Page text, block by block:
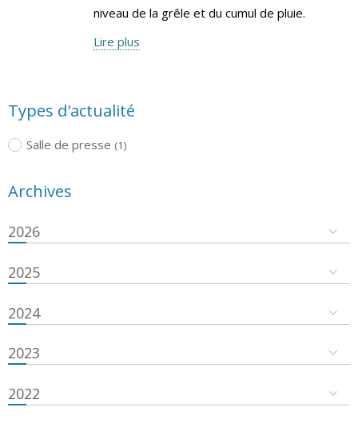
niveau de la grêle et du cumul de pluie.
Lire plus
Types d'actualité
Salle de presse (1)
Archives
2026
2025
2024
2023
2022